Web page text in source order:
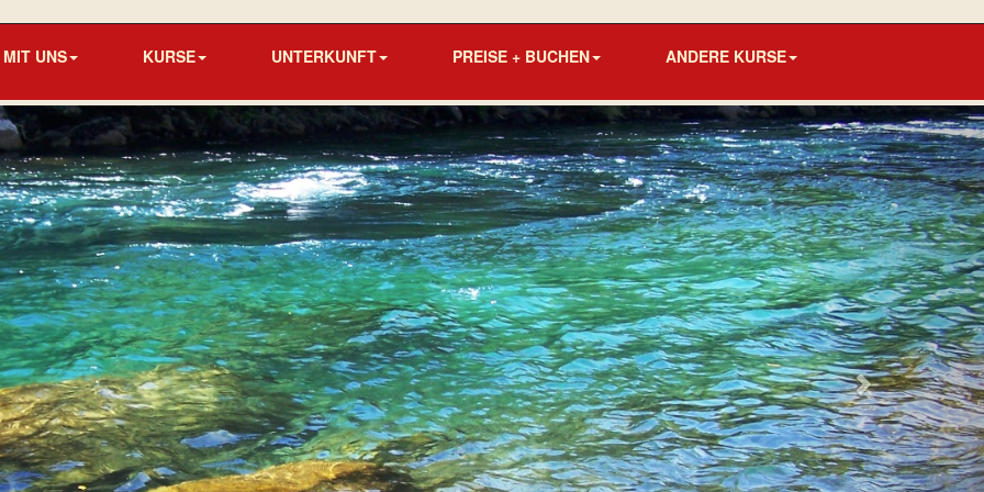
UNS KURSE UNTERKUNFT PREISE + BUCHEN ANDERE KURSE
Next